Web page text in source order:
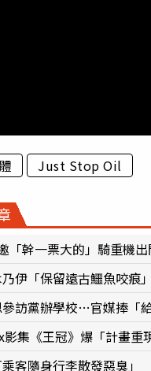
Just Stop Oil
「幹一票大的」騎重機
伊「保留遠古鱷魚咬
訪黨辦學校…官媒捧「
集《王冠》爆「計畫
乘客隨身行李散發惡臭